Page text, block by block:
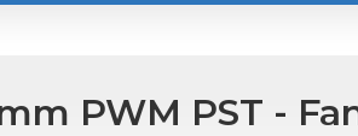
PWM PST -